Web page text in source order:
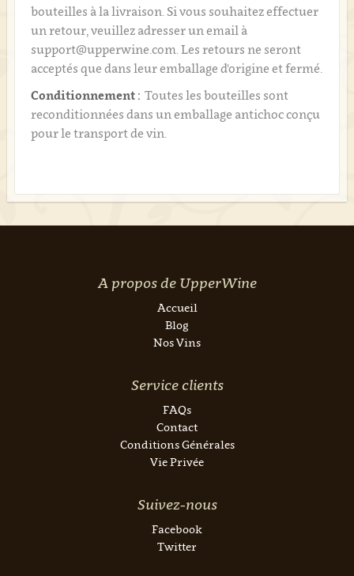
bouteilles à la livraison. Si vous souhaitez effectuer
un retour, veuillez adresser un email à
support@upperwine.com. Les retours ne seront
acceptés que dans leur emballage d'origine et fermé.
Conditionnement : Toutes les bouteilles sont
reconditionnées dans un emballage antichoc conçu
pour le transport de vin.
A propos de UpperWine
Accueil
Blog
Nos Vins
Service clients
FAQs
Contact
Conditions Générales
Vie Privée
Suivez-nous
Facebook
Twitter